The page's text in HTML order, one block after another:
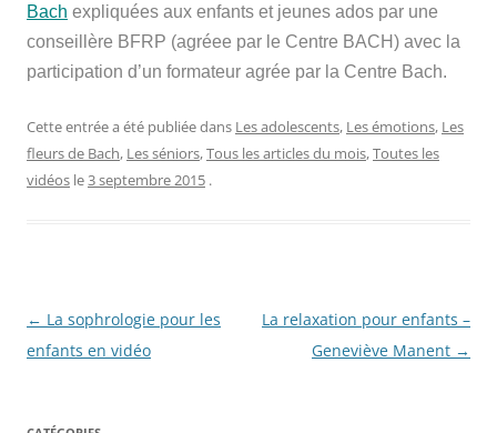
Bach expliquées aux enfants et jeunes ados par une
conseillère BFRP (agréee par le Centre BACH) avec la
participation d’un formateur agrée par la Centre Bach.
Cette entrée a été publiée dans Les adolescents, Les émotions, Les
fleurs de Bach, Les séniors,Tous les articles du mois,Toutes les
vidéos le3 septembre 2015 .
Navigation
des
← La sophrologie pour les
enfants en vidéo
La relaxation pour enfants –
Geneviève Manent →